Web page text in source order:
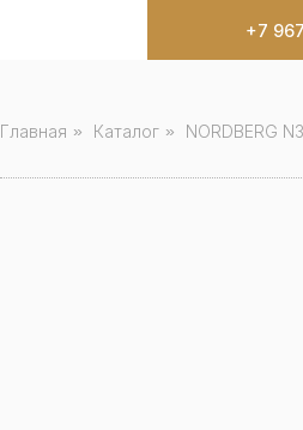
+7
Главная » Каталог » NORDBERG